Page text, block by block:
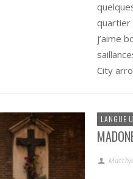
quartier
j’aime
City
LANGUE